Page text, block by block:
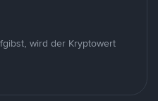
wird der Kryptowert